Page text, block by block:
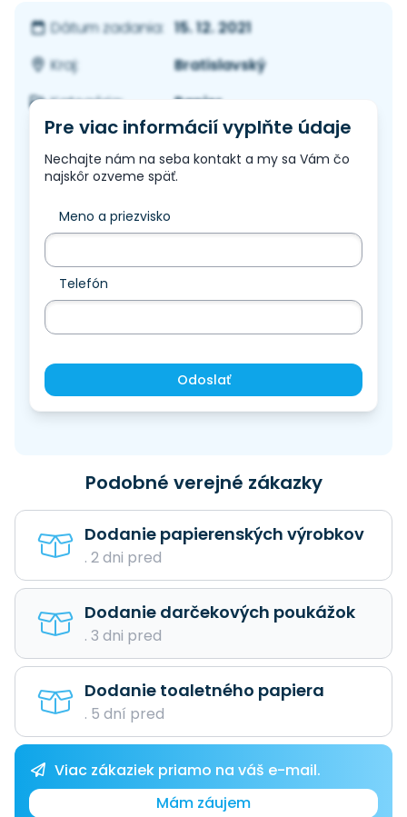
Dátum zadania: 15. 12. 2021
Kraj:
Bratislavský
Kategória:
Papier
Pre viac informácií vyplňte údaje
Nechajte nám na seba kontakt a my sa Vám čo
najskôr ozveme späť.
Meno a priezvisko
Telefón
Odoslať
Podobné verejné zákazky
Dodanie papierenských výrobkov
. 2 dni pred
Dodanie darčekových poukážok
. 3 dni pred
Dodanie toaletného papiera
. 5 dní pred
Viac zákaziek priamo na váš e-mail.
Mám záujem